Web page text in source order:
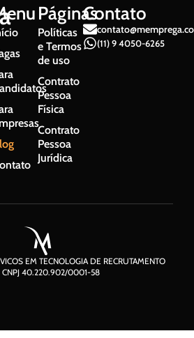
Páginas
Políticas
e Termos
de uso
Contrato
Pessoa
Física
Contrato
Pessoa
Jurídica
Contato
(11) 9 4050-6265
EM TECNOLOGIA DE RECRUTAMENTO
CNPJ 40.220.902/0001-58